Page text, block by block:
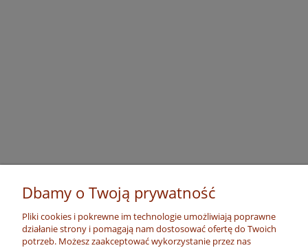
Dbamy o Twoją prywatność
Pliki cookies i pokrewne im technologie umożliwiają poprawne
działanie strony i pomagają nam dostosować ofertę do Twoich
potrzeb. Możesz zaakceptować wykorzystanie przez nas